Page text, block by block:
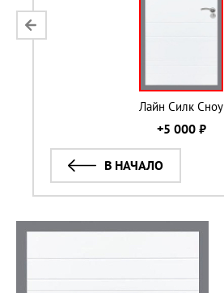
Лайн Силк Сноу
+5 000 ₽
В НАЧАЛО